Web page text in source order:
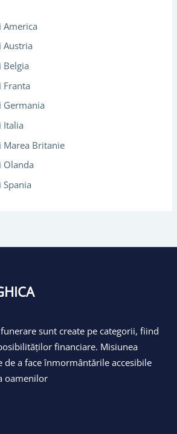
America
Austria
Belgia
Franta
Germania
Italia
Marea Britanie
Olanda
Spania
sunt create pe categorii, fiind
financiare. Misiunea
de a face înmormântările accesibile
oamenilor